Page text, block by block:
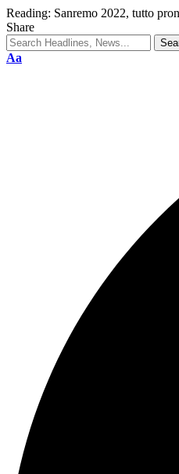
Reading: Sanremo 2022, tutto
Share
Aa